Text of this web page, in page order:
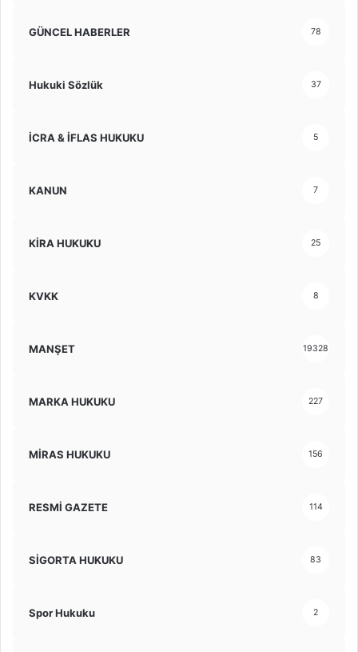
GÜNCEL HABERLER 78
Hukuki Sözlük 37
İCRA & İFLAS HUKUKU 5
KANUN 7
KİRA HUKUKU 25
KVKK 8
MANŞET 19328
MARKA HUKUKU 227
MİRAS HUKUKU 156
RESMİ GAZETE 114
SİGORTA HUKUKU 83
Spor Hukuku 2